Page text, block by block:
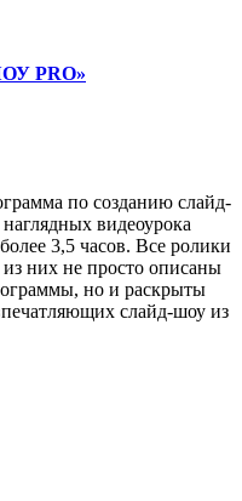
PRO»
по созданию слайд-
видеоурока
3,5 часов. Все ролики
них не просто описаны
но и раскрыты
слайд-шоу из